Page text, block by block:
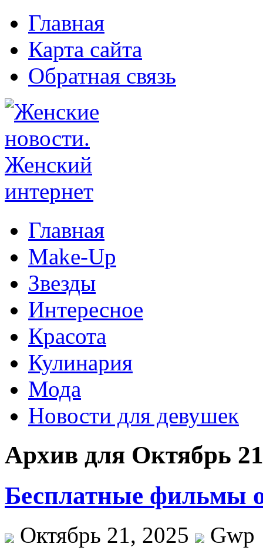
Главная
Карта сайта
Обратная связь
Главная
Make-Up
Звезды
Интересное
Красота
Кулинария
Мода
Новости для девушек
Архив для Октябрь
Бесплатные фильмы
Октябрь 21, 2025
Gwp